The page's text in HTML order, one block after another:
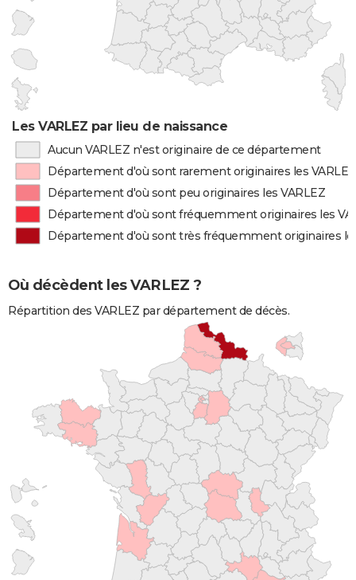
Les VARLEZ par lieu de naissance
Aucun VARLEZ n'est originaire de ce département
Département d'où sont rarement originaires les VARLEZ
Département d'où sont peu originaires les VARLEZ
Département d'où sont fréquemment originaires les
Département d'où sont très fréquemment originaires
Où décèdent les VARLEZ ?
Répartition des VARLEZ par département de décès.